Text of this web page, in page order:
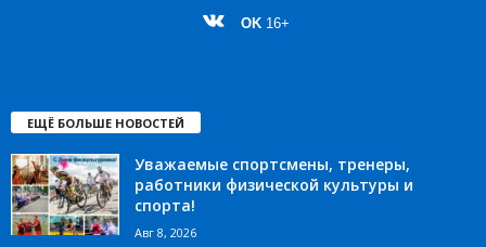
OK 16+
ЕЩЁ БОЛЬШЕ НОВОСТЕЙ
Уважаемые спортсмены, тренеры,
работники физической культуры и
спорта!
Авг 8, 2026